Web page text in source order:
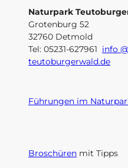
Naturpark
Grotenburg 52
32760 Detmold
Tel: 05231-627961 info
teutoburgerwald.de
Führungen im
Broschüren mit Tipps